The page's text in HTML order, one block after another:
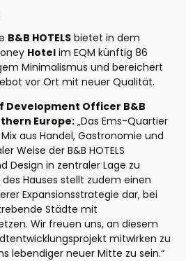
B&B HOTELS bietet in dem
Hotel im EQM künftig 86
Minimalismus und bereichert
vor Ort mit neuer Qualität.
Development Officer B&B
Europe: „Das Ems-Quartier
aus Handel, Gastronomie und
Weise der B&B HOTELS
Design in zentraler Lage zu
Hauses stellt zudem einen
Expansionsstrategie dar, bei
Städte mit
Wir freuen uns, an diesem
mitwirken zu
lebendiger neuer Mitte zu sein.“